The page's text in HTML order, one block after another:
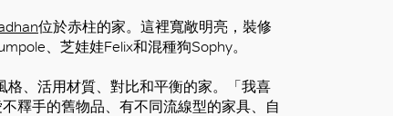
位於赤柱的家。這裡寬敞明亮，裝修
、芝娃娃Felix和混種狗Sophy。
、活用材質、對比和平衡的家。「我喜
釋手的舊物品、有不同流線型的家具、自